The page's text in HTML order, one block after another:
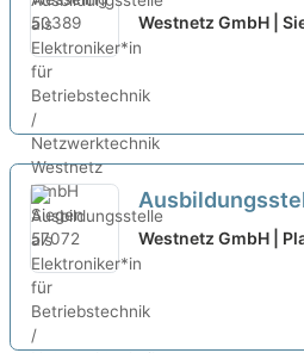
Elektroniker*in
/
Westnetz GmbH |
Elektroniker*in
/
Westnetz GmbH |